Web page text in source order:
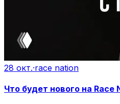
28 окт.·race nation
Что будет нового на Race